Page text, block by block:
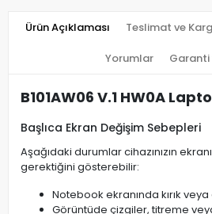
Ürün Açıklaması Teslimat ve
Yorumlar Garanti
B101AW06 V.1 HW0A
Başlıca Ekran Değişim Sebepleri
Aşağıdaki durumlar cihazınızın
gerektiğini gösterebilir:
Notebook ekranında kırık
Görüntüde çizgiler, titreme